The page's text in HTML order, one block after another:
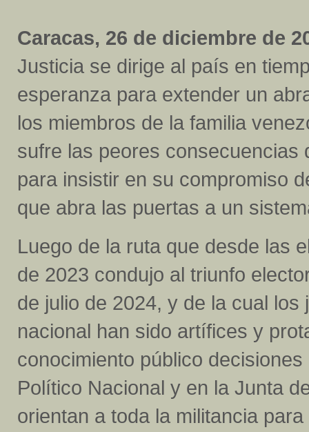
Caracas, 26 de diciembre de
Justicia se dirige al país en
esperanza para extender un
los miembros de la familia
sufre las peores
para insistir en su compromiso
que abra las puertas a un
Luego de la ruta que desde las
de 2023 condujo al triunfo
de julio de 2024, y de la cual
nacional han sido artífices y
conocimiento público
Político Nacional y en la Junta
orientan a toda la militancia